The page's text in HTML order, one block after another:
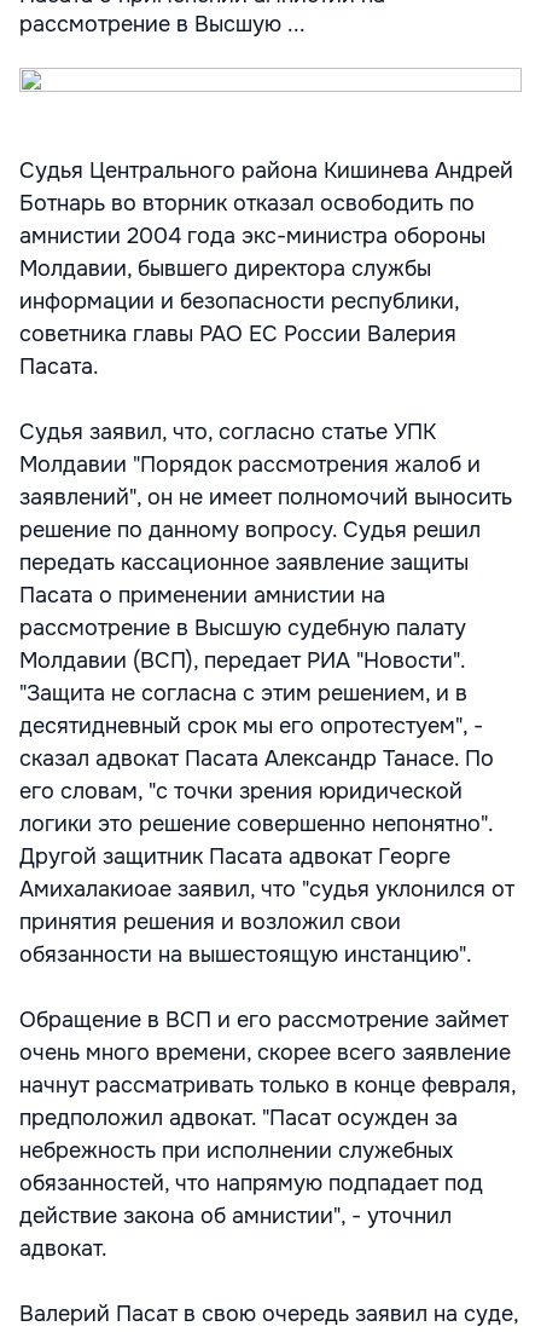
рассмотрение в Высшую ...
Судья Центрального района Кишинева Андрей
Ботнарь во вторник отказал освободить по
амнистии 2004 года экс-министра обороны
Молдавии, бывшего директора службы
информации и безопасности республики,
советника главы РАО ЕС России Валерия
Пасата.
Судья заявил, что, согласно статье УПК
Молдавии "Порядок рассмотрения жалоб и
заявлений", он не имеет полномочий выносить
решение по данному вопросу. Судья решил
передать кассационное заявление защиты
Пасата о применении амнистии на
рассмотрение в Высшую судебную палату
Молдавии (ВСП), передает РИА "Новости".
"Защита не согласна с этим решением, и в
десятидневный срок мы его опротестуем", -
сказал адвокат Пасата Александр Танасе. По
его словам, "с точки зрения юридической
логики это решение совершенно непонятно".
Другой защитник Пасата адвокат Георге
Амихалакиоае заявил, что "судья уклонился от
принятия решения и возложил свои
обязанности на вышестоящую инстанцию".
Обращение в ВСП и его рассмотрение займет
очень много времени, скорее всего заявление
начнут рассматривать только в конце февраля,
предположил адвокат. "Пасат осужден за
небрежность при исполнении служебных
обязанностей, что напрямую подпадает под
действие закона об амнистии", - уточнил
адвокат.
Валерий Пасат в свою очередь заявил на суде,